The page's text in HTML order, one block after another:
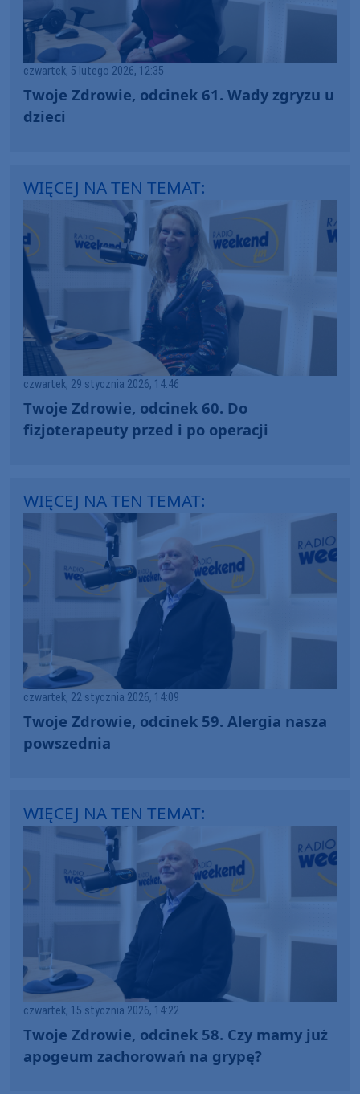
czwartek, 5 lutego 2026, 12:35
Twoje Zdrowie, odcinek 61. Wady zgryzu u
dzieci
WIĘCEJ NA TEN TEMAT:
czwartek, 29 stycznia 2026, 14:46
Twoje Zdrowie, odcinek 60. Do
fizjoterapeuty przed i po operacji
WIĘCEJ NA TEN TEMAT:
czwartek, 22 stycznia 2026, 14:09
Twoje Zdrowie, odcinek 59. Alergia nasza
powszednia
WIĘCEJ NA TEN TEMAT:
czwartek, 15 stycznia 2026, 14:22
Twoje Zdrowie, odcinek 58. Czy mamy już
apogeum zachorowań na grypę?